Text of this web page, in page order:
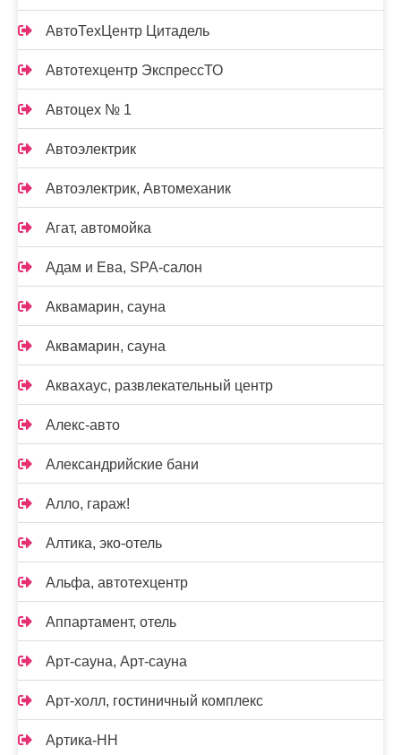
АвтоТехЦентр Цитадель
Автотехцентр ЭкспрессТО
Автоцех № 1
Автоэлектрик
Автоэлектрик, Автомеханик
Агат, автомойка
Адам и Ева, SPA-салон
Аквамарин, сауна
Аквамарин, сауна
Аквахаус, развлекательный центр
Алекс-авто
Александрийские бани
Алло, гараж!
Алтика, эко-отель
Альфа, автотехцентр
Аппартамент, отель
Арт-сауна, Арт-сауна
Арт-холл, гостиничный комплекс
Артика-НН